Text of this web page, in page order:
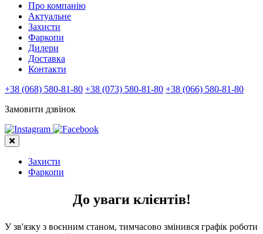
Про компанію
Актуальне
Захисти
Фаркопи
Дилери
Доставка
Контакти
+38 (068) 580-81-80 +38 (073) 580-81-80 +38 (066) 580-81-80
Замовити дзвінок
Захисти
Фаркопи
До уваги клієнтів!
У зв'язку з воєнним станом, тимчасово змінився графік роботи